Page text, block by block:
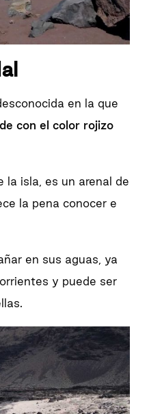
en la que
con el color rojizo
la isla, es un arenal de
la pena conocer e
en sus aguas, ya
y puede ser